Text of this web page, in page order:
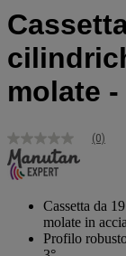
molate
Nessuna
valutazione
Stesso
pagina.
(0)
Cassetta da
molate in
Profilo